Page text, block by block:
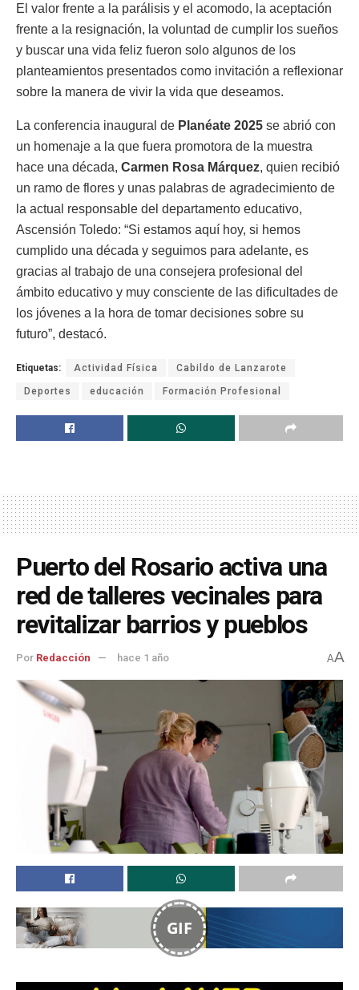
El valor frente a la parálisis y el acomodo, la aceptación
frente a la resignación, la voluntad de cumplir los sueños
y buscar una vida feliz fueron solo algunos de los
planteamientos presentados como invitación a reflexionar
sobre la manera de vivir la vida que deseamos.
La conferencia inaugural de Planéate 2025 se abrió con
un homenaje a la que fuera promotora de la muestra
hace una década, Carmen Rosa Márquez, quien recibió
un ramo de flores y unas palabras de agradecimiento de
la actual responsable del departamento educativo,
Ascensión Toledo: “Si estamos aquí hoy, si hemos
cumplido una década y seguimos para adelante, es
gracias al trabajo de una consejera profesional del
ámbito educativo y muy consciente de las dificultades de
los jóvenes a la hora de tomar decisiones sobre su
futuro”, destacó.
Etiquetas: Actividad Física Cabildo de Lanzarote
Deportes educación Formación Profesional
Puerto del Rosario activa una
red de talleres vecinales para
revitalizar barrios y pueblos
Por Redacción hace 1 año AA
GIF